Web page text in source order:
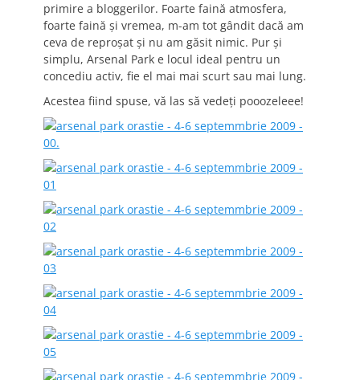
primire a bloggerilor. Foarte faină atmosfera,
foarte faină şi vremea, m-am tot gândit dacă am
ceva de reproşat şi nu am găsit nimic. Pur şi
simplu, Arsenal Park e locul ideal pentru un
concediu activ, fie el mai mai scurt sau mai lung.
Acestea fiind spuse, vă las să vedeţi pooozeleee!